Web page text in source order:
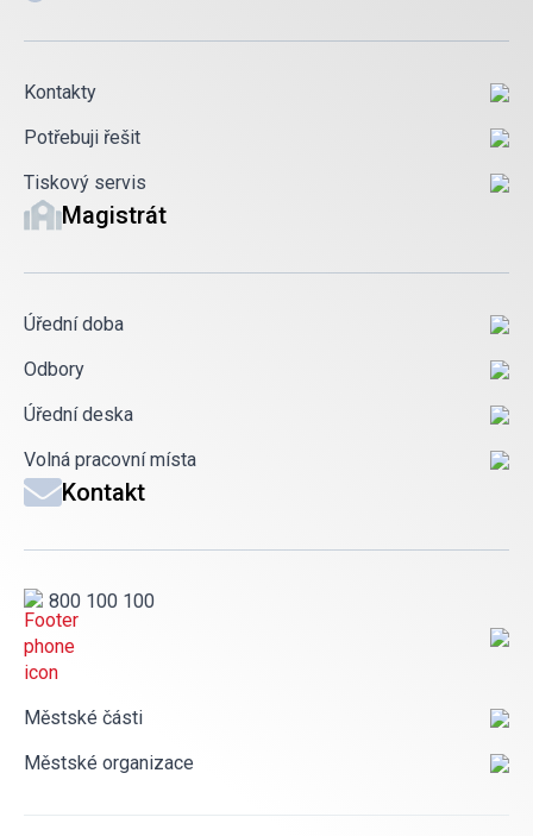
Kontakty
Potřebuji řešit
Tiskový servis
Magistrát
Úřední doba
Odbory
Úřední deska
Volná pracovní místa
Kontakt
800 100 100
Městské části
Městské organizace